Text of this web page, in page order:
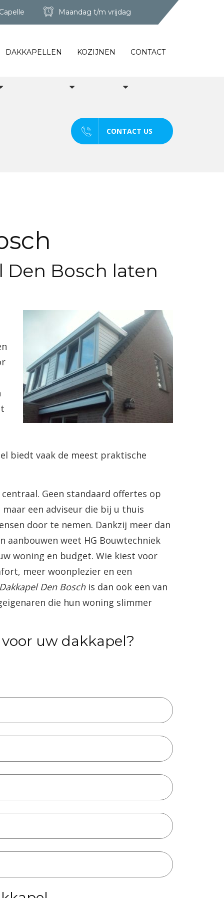
Maandag t/m vrijdag
DAKKAPELLEN KOZIJNEN CONTACT
CONTACT US
Bosch laten
biedt vaak de meest praktische
Geen standaard offertes op
een adviseur die bij u thuis
door te nemen. Dankzij meer dan
weet HG Bouwtechniek
woning en budget. Wie kiest voor
meer woonplezier en een
Den Boschis dan ook een van
die hun woning slimmer
uw dakkapel?